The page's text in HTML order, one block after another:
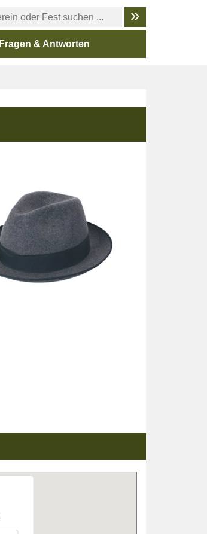
Fragen & Antworten